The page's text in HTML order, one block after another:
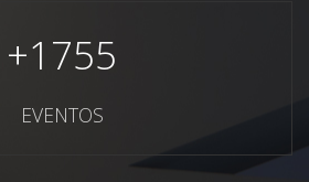
+1755
EVENTOS